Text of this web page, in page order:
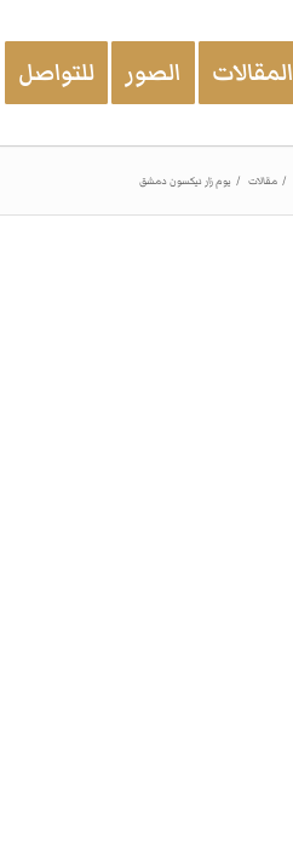
المقالات الصور للتواصل
/ مقالات / يوم زار نيكسون دمشق